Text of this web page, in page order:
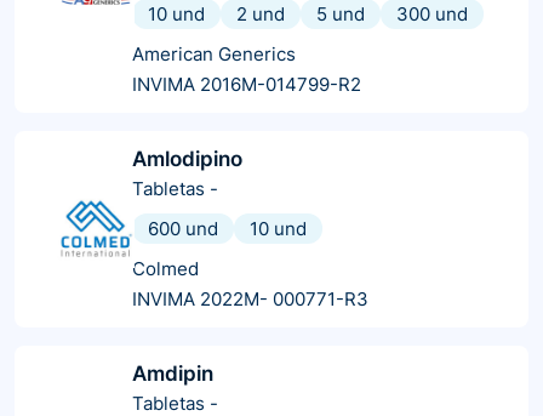
10 und
2 und 5 und
300 und
American Generics
INVIMA 2016M-014799-R2
Amlodipino
Tabletas -
600 und
10 und
Colmed
INVIMA 2022M- 000771-R3
Amdipin
Tabletas -